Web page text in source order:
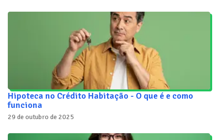
Hipoteca no Crédito Habitação - O que é e como
funciona
29 de outubro de 2025